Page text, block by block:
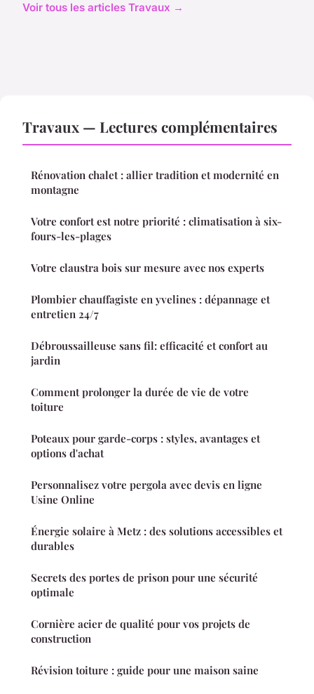
Voir tous les articles Travaux →
Travaux — Lectures complémentaires
Rénovation chalet : allier tradition et modernité en
montagne
Votre confort est notre priorité : climatisation à six-
fours-les-plages
Votre claustra bois sur mesure avec nos experts
Plombier chauffagiste en yvelines : dépannage et
entretien 24/7
Débroussailleuse sans fil: efficacité et confort au
jardin
Comment prolonger la durée de vie de votre
toiture
Poteaux pour garde-corps : styles, avantages et
options d'achat
Personnalisez votre pergola avec devis en ligne
Usine Online
Énergie solaire à Metz : des solutions accessibles et
durables
Secrets des portes de prison pour une sécurité
optimale
Cornière acier de qualité pour vos projets de
construction
Révision toiture : guide pour une maison saine